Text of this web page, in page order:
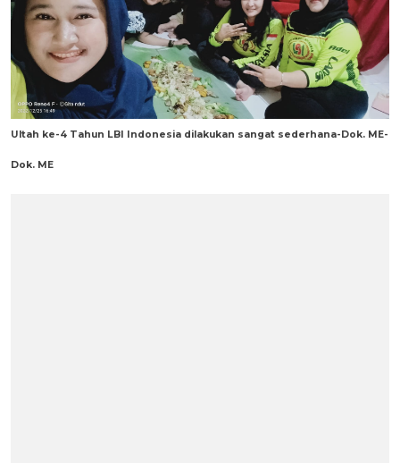
Ultah ke-4 Tahun LBI Indonesia dilakukan sangat sederhana-Dok. ME-
Dok. ME